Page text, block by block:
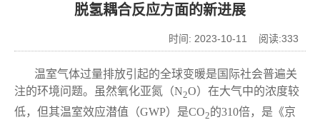
脱氢耦合反应方面的新进展
时间: 2023-10-11 阅读:333
温室气体过量排放引起的全球变暖是国际社会普遍关
注的环境问题。虽然氧化亚氮（N2O）在大气中的浓度较
低，但其温室效应潜值（GWP）是CO2的310倍，是《京